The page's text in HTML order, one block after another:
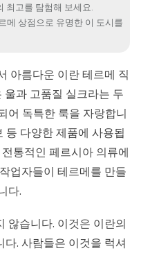
최고를 탐험해 보세요.
메 상점으로 유명한 이 도시를
아름다운 이란 테르메 직
과 고품질 실크라는 두
어 독특한 룩을 자랑합니
등 다양한 제품에 사용됩
통적인 페르시아 의류에
업자들이 테르메를 만들
다.
않습니다. 이것은 이란의
. 사람들은 이것을 럭셔